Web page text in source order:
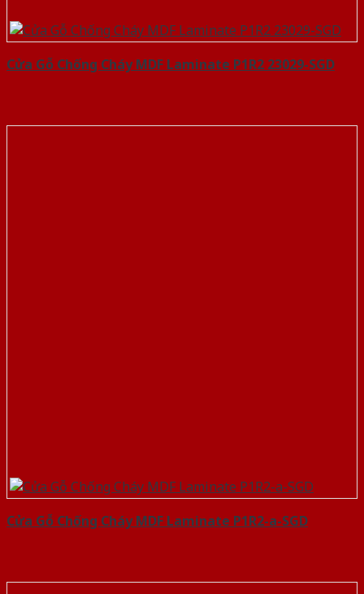
Cửa Gỗ Chống Cháy MDF Laminate P1R2 23029-SGD
Cửa Gỗ Chống Cháy MDF Laminate P1R2-a-SGD